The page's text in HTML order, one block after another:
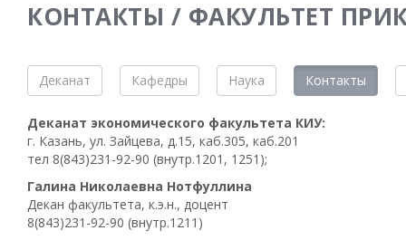
КОНТАКТЫ / ФАКУЛЬТЕТ
Деканат Кафедры Наука Контакты
Деканат экономического факультета КИУ:
г. Казань, ул. Зайцева, д.15, каб.305, каб.201
тел 8(843)231-92-90 (внутр.1201, 1251);
Галина Николаевна Нотфуллина
Декан факультета, к.э.н., доцент
8(843)231-92-90 (внутр.1211)